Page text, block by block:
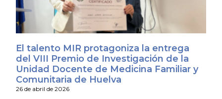
El talento MIR protagoniza la entrega
del VIII Premio de Investigación de la
Unidad Docente de Medicina Familiar y
Comunitaria de Huelva
26 de abril de 2026